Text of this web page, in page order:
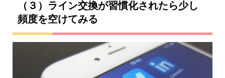
（３）ライン交換が習慣化されたら少し
頻度を空けてみる